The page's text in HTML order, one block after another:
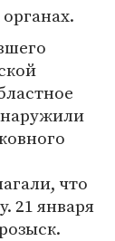
что
21 января